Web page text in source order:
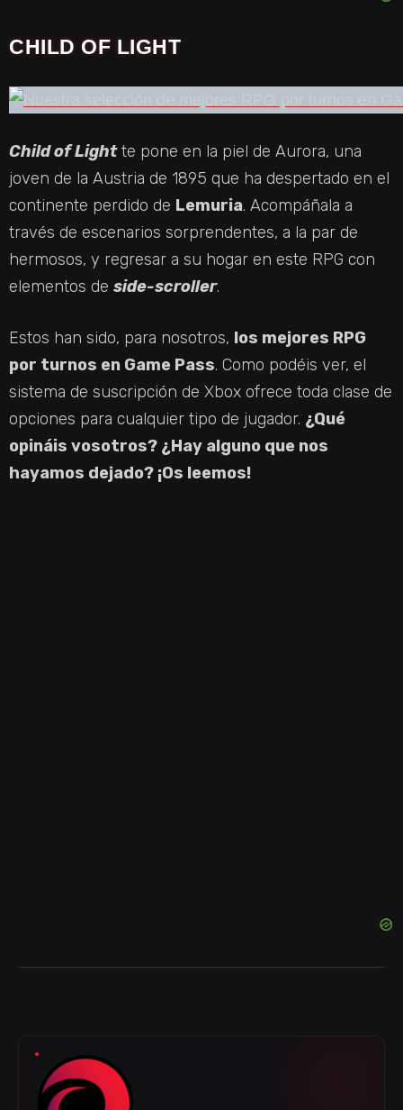
CHILD OF LIGHT
Child of Lightte pone en la piel de Aurora, una
joven de la Austria de 1895 que ha despertado en el
continente perdido de Lemuria. Acompáñala a
través de escenarios sorprendentes, a la par de
hermosos, y regresar a su hogar en este RPG con
elementos de side-scroller.
Estos han sido, para nosotros, los mejores RPG
por turnos en Game Pass. Como podéis ver, el
sistema de suscripción de Xbox ofrece toda clase de
opciones para cualquier tipo de jugador. ¿Qué
opináis vosotros? ¿Hay alguno que nos
hayamos dejado? ¡Os leemos!